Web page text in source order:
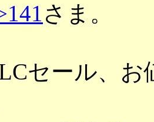
さま。
セール、お